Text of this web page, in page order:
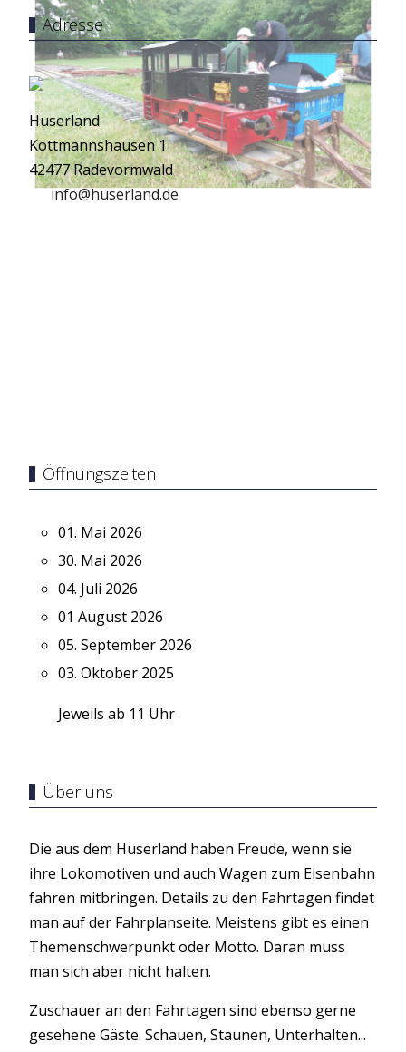
Adresse
Huserland
Kottmannshausen 1
42477 Radevormwald
info@huserland.de
Öffnungszeiten
01. Mai 2026
30. Mai 2026
04. Juli 2026
01 August 2026
05. September 2026
03. Oktober 2025
Jeweils ab 11 Uhr
Über uns
Die aus dem Huserland haben Freude, wenn sie
ihre Lokomotiven und auch Wagen zum Eisenbahn
fahren mitbringen. Details zu den Fahrtagen findet
man auf der Fahrplanseite. Meistens gibt es einen
Themenschwerpunkt oder Motto. Daran muss
man sich aber nicht halten.
Zuschauer an den Fahrtagen sind ebenso gerne
gesehene Gäste. Schauen, Staunen, Unterhalten...